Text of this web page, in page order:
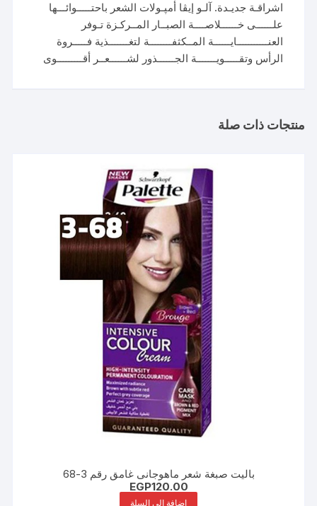
اشراقـة جديـدة. آلـو إيڤا أمپـولات الشعر باحتـــــوائـــها
علــــــى خــــــلاصــــة الصبــار المــركـزة تـوفر
العنـــــــــــايــــــة المــكثفــــــــة لتغـــــــذية فـــــروة
الرأس وتقـــــويـــــــة الجــــــذور لشــــــعــر أقـــــــــوى
منتجات ذات صلة
باليت صبغة شعر ماهوجانى غامق رقم 3-68
EGP120.00
إضافة إلى السلة